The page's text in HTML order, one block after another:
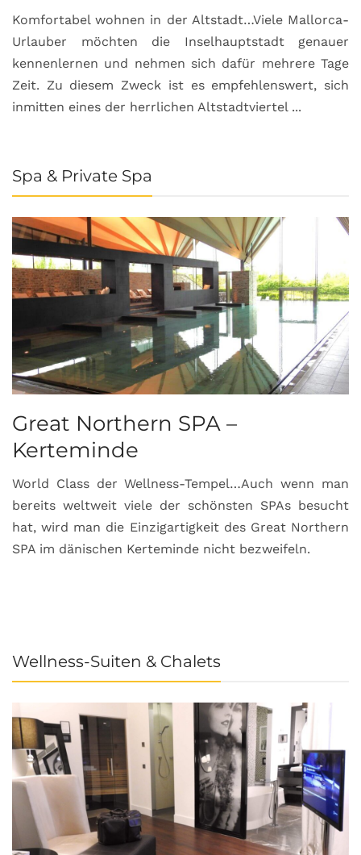
Komfortabel wohnen in der Altstadt…Viele Mallorca-
Urlauber möchten die Inselhauptstadt genauer
kennenlernen und nehmen sich dafür mehrere Tage
Zeit. Zu diesem Zweck ist es empfehlenswert, sich
inmitten eines der herrlichen Altstadtviertel ...
Spa & Private Spa
Great Northern SPA –
Kerteminde
World Class der Wellness-Tempel…Auch wenn man
bereits weltweit viele der schönsten SPAs besucht
hat, wird man die Einzigartigkeit des Great Northern
SPA im dänischen Kerteminde nicht bezweifeln.
Wellness-Suiten & Chalets